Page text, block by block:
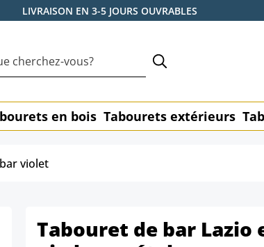
LIVRAISON EN 3-5 JOURS OUVRABLES
en bois Tabourets extérieurs
violet
Tabouret de bar Lazio